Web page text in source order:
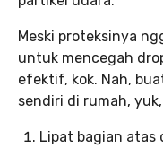
Meski proteksinya
untuk mencegah
efektif, kok. Nah,
sendiri di rumah,
Lipat bagian atas